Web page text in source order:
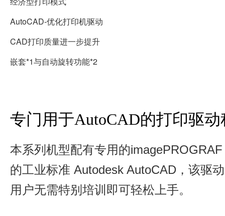
AutoCAD-优化打印机驱动
CAD打印质量进一步提升
嵌套*1与自动旋转功能*2
专门用于AutoCAD的打印驱动
本系列机型配有专用的
的工业标准 Autodesk AutoCAD，该驱
用户无需特别培训即可轻松上手。